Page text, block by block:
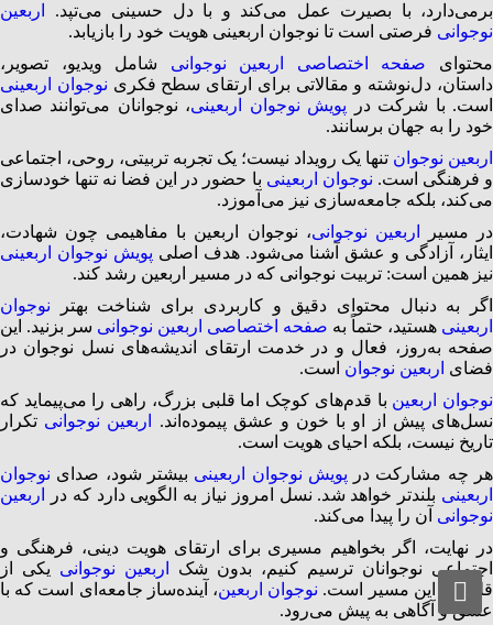
برمی‌دارد، با بصیرت عمل می‌کند و با دل حسینی می‌تپد.
اربعین
نوجوانی فرصتی است تا نوجوان اربعینی هویت خود را بازیابد.
محتوای صفحه اختصاصی اربعین نوجوانی شامل ویدیو، تصویر،
داستان، دل‌نوشته و مقالاتی برای ارتقای سطح فکری نوجوان اربعینی
است. با شرکت در پویش نوجوان اربعینی، نوجوانان می‌توانند صدای
خود را به جهان برسانند.
اربعین نوجوان تنها یک رویداد نیست؛ یک تجربه تربیتی، روحی، اجتماعی
و فرهنگی است. نوجوان اربعینی با حضور در این فضا نه تنها خودسازی
می‌کند، بلکه جامعه‌سازی نیز می‌آموزد.
در مسیر
اربعین نوجوانی، نوجوان اربعین با مفاهیمی چون شهادت،
ایثار، آزادگی و عشق آشنا می‌شود. هدف اصلی پویش نوجوان اربعینی
نیز همین است: تربیت نوجوانی که در مسیر اربعین رشد کند.
اگر به دنبال محتوای دقیق و کاربردی برای شناخت بهتر نوجوان
اربعینی هستید، حتماً به صفحه اختصاصی اربعین نوجوانی سر بزنید. این
صفحه به‌روز، فعال و در خدمت ارتقای اندیشه‌های نسل نوجوان در
فضای اربعین نوجوان است.
نوجوان اربعین با قدم‌های کوچک اما قلبی بزرگ، راهی را می‌پیماید که
نسل‌های پیش از او با خون و عشق پیموده‌اند.
اربعین نوجوانی تکرار
تاریخ نیست، بلکه احیای هویت است.
هر چه مشارکت در پویش نوجوان اربعینی بیشتر شود، صدای نوجوان
اربعینی بلندتر خواهد شد. نسل امروز نیاز به الگویی دارد که در
اربعین
نوجوانی آن را پیدا می‌کند.
در نهایت، اگر بخواهیم مسیری برای ارتقای هویت دینی، فرهنگی و
اجتماعی نوجوانان ترسیم کنیم، بدون شک
اربعین نوجوانی یکی از
قله‌های این مسیر است. نوجوان اربعین، آینده‌ساز جامعه‌ای است که با
عشق و آگاهی به پیش می‌رود.